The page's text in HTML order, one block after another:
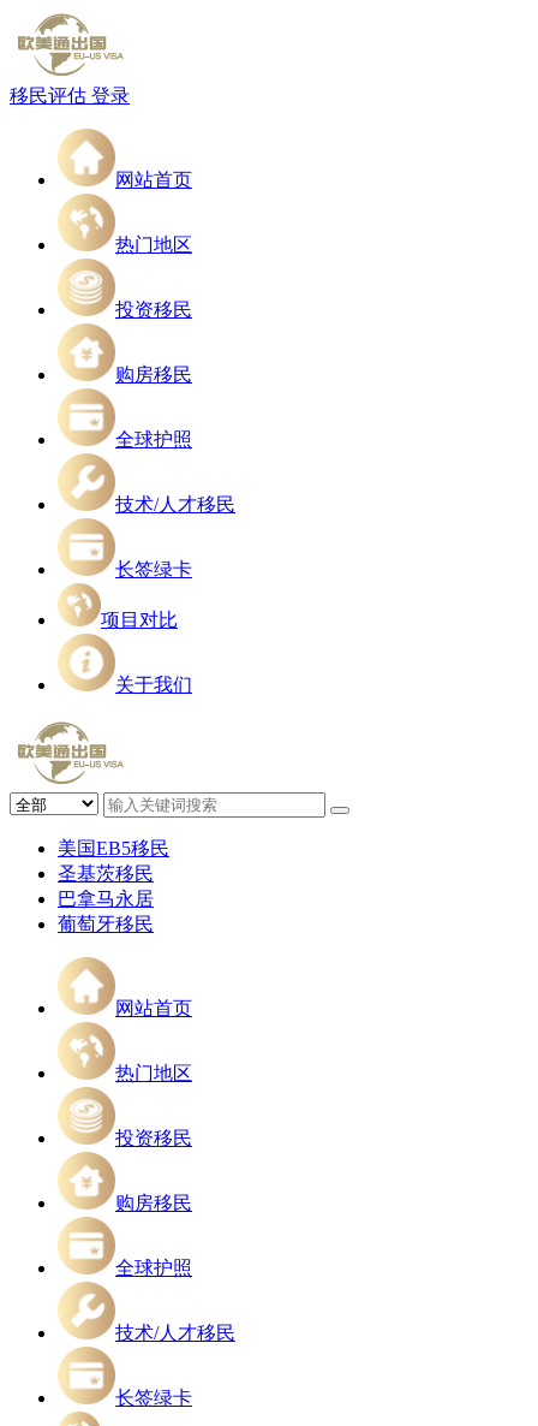
移民评估 登录
网站首页
热门地区
投资移民
购房移民
全球护照
技术/人才移民
长签绿卡
项目对比
关于我们
美国EB5移民
圣基茨移民
巴拿马永居
葡萄牙移民
网站首页
热门地区
投资移民
购房移民
全球护照
技术/人才移民
长签绿卡